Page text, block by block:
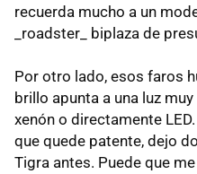
recuerda mucho a un
_roadster_ biplaza de
Por otro lado, esos faros
brillo apunta a una luz
xenón o directamente
que quede patente, dejo
Tigra antes. Puede que me